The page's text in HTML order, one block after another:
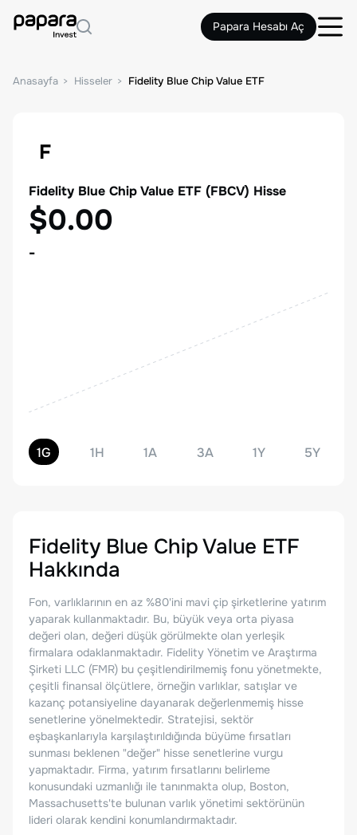
Papara Hesabı Aç
Anasayfa Hisseler Fidelity Blue Chip Value ETF
F
Fidelity Blue Chip Value ETF (FBCV) Hisse
$0.00
-
1G 1H 1A 3A 1Y 5Y
Fidelity Blue Chip Value ETF
Hakkında
Fon, varlıklarının en az %80'ini mavi çip şirketlerine yatırım
yaparak kullanmaktadır. Bu, büyük veya orta piyasa
değeri olan, değeri düşük görülmekte olan yerleşik
firmalara odaklanmaktadır. Fidelity Yönetim ve Araştırma
Şirketi LLC (FMR) bu çeşitlendirilmemiş fonu yönetmekte,
çeşitli finansal ölçütlere, örneğin varlıklar, satışlar ve
kazanç potansiyeline dayanarak değerlenmemiş hisse
senetlerine yönelmektedir. Stratejisi, sektör
eşbaşkanlarıyla karşılaştırıldığında büyüme fırsatları
sunması beklenen "değer" hisse senetlerine vurgu
yapmaktadır. Firma, yatırım fırsatlarını belirleme
konusundaki uzmanlığı ile tanınmakta olup, Boston,
Massachusetts'te bulunan varlık yönetimi sektörünün
lideri olarak kendini konumlandırmaktadır.